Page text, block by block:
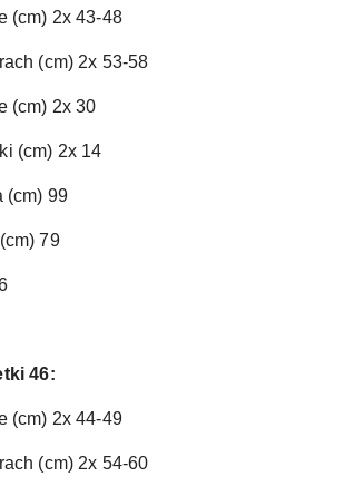
(cm) 2x 43-48
(cm) 2x 53-58
(cm) 2x 30
(cm) 2x 14
(cm) 99
79
46:
(cm) 2x 44-49
(cm) 2x 54-60